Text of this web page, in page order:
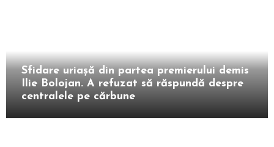
Sfidare uriașă din partea premierului demis
Ilie Bolojan. A refuzat să răspundă despre
centralele pe cărbune